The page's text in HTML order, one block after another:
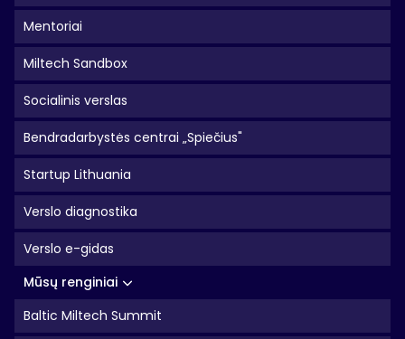
Mentoriai
Miltech Sandbox
Socialinis verslas
Bendradarbystės centrai „Spiečius"
Startup Lithuania
Verslo diagnostika
Verslo e-gidas
Mūsų renginiai
Baltic Miltech Summit